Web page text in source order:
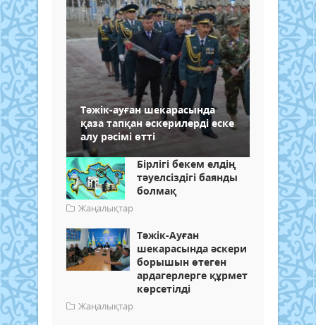
Тәжік-ауған шекарасында
қаза тапқан әскерилерді еске
алу рәсімі өтті
Бірлігі бекем елдің
тәуелсіздігі баянды
болмақ
Жаңалықтар
Тәжік-Ауған
шекарасында әскери
борышын өтеген
ардагерлерге құрмет
көрсетілді
Жаңалықтар